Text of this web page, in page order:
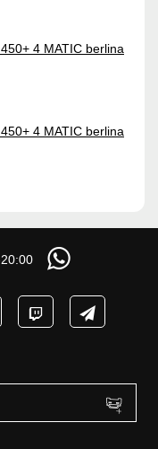
4 MATIC berlina
4 MATIC berlina